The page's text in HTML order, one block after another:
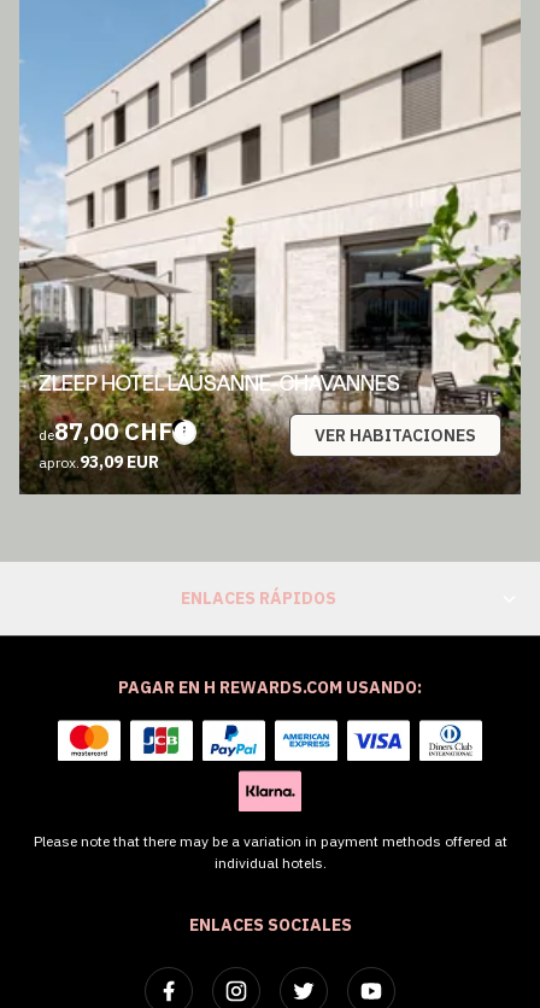
ZLEEP HOTEL LAUSANNE-CHAVANNES
de87,00 CHF
aprox.93,09 EUR
VER HABITACIONES
ENLACES RÁPIDOS
ENLACES SOCIALES
PAGAR EN H REWARDS.COM USANDO:
Please note that there may be a variation in payment methods offered at
individual hotels.